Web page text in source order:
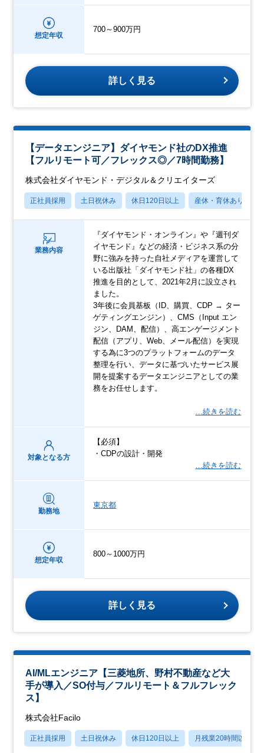
想定年収
700～900万円
詳しく見る
【データエンジニア】ダイヤモンド社のDX推進
【フルリモート可／フレックス◎／7時間勤務】
株式会社ダイヤモンド・デジタル＆クリエイターズ
正社員採用 土日祝休み 休日120日以上 産休・育休あり
業務内容
『ダイヤモンド・オンライン』や『週刊ダ
イヤモンド』などの経済・ビジネス系の分
野に強みを持った自社メディアを運営して
いる出版社「ダイヤモンド社」の各種DX
推進を目的として、2021年2月に設立され
ました。
3年後に会員基板（ID、購買、CDP → ター
ゲティングエンジン）、CMS（Input エン
ジン、DAM、配信）、高エンゲージメント
配信（アプリ、Web、メール配信）を実現
する為に3つのプラットフォームのデータ
整理を行い、データに基づいたサービス展
開を提案するデータエンジニアとしての業
務をお任せします。
…続きを読む
対象となる方
【必須】
・CDPの設計・開発
…続きを読む
勤務地
東京都
想定年収
800～1000万円
詳しく見る
AI/MLエンジニア【三菱地所、野村不動産など大
手が導入／SO付与／フルリモート＆フルフレック
ス】
株式会社Facilo
正社員採用 土日祝休み 休日120日以上 月残業20時間以内